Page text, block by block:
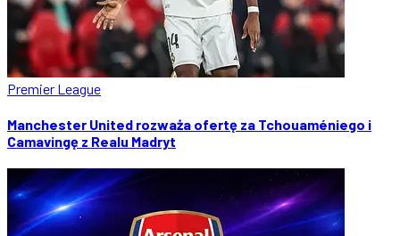
Premier League
Manchester United rozważa ofertę za Tchouaméniego i
Camavingę z Realu Madryt